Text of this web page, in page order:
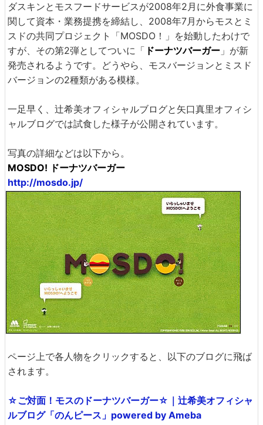
ダスキンとモスフードサービスが2008年2月に外食事業に
関して資本・業務提携を締結し、2008年7月からモスとミ
スドの共同プロジェクト「MOSDO！」を始動したわけで
すが、その第2弾としてついに「 ドーナツバーガー 」が新
発売されるようです。どうやら、モスバージョンとミスド
バージョンの2種類がある模様。
一足早く、辻希美オフィシャルブログと矢口真里オフィシ
ャルブログでは試食した様子が公開されています。
写真の詳細などは以下から。
MOSDO! ドーナツバーガー
http://mosdo.jp/
ページ上で各人物をクリックすると、以下のブログに飛ば
されます。
☆ご対面！モスのドーナツバーガー☆｜辻希美オフィシャ
ルブログ「のんピース」powered by Ameba